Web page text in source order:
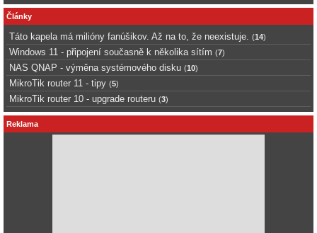
Články
Táto kapela má milióny fanúšikov. Až na to, že neexistuje. (14)
Windows 11 - připojení současně k několika sítím (7)
NAS QNAP - výměna systémového disku (10)
MikroTik router 11 - tipy (5)
MikroTik router 10 - upgrade routeru (3)
Reklama